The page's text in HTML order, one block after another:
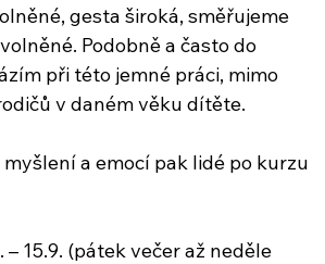
gesta široká, směřujeme
Podobně a často do
při této jemné práci, mimo
v daném věku dítěte.
a emocí pak lidé po kurzu
15.9. (pátek večer až neděle